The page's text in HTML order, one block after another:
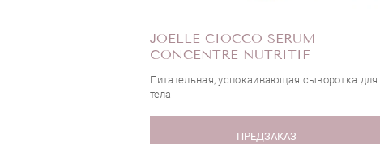
JOELLE CIOCCO SERUM
СONCENTRE NUTRITIF
Питательная, успокаивающая сыворотка для
тела
ПРЕДЗАКАЗ